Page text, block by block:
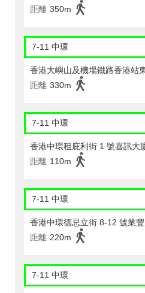
距離 350m
7-11 中環
香港大嶼山及機場鐵路香港站
距離 330m
7-11 中環
香港中環租庇利街 1 號喜訊大
距離 110m
7-11 中環
香港中環德忌立街 8-12 號業
距離 220m
7-11 中環